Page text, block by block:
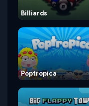
Billiards
Poptropica